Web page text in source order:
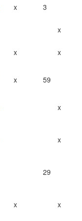
x 3
x
x x
x 59
x
x
29
x x